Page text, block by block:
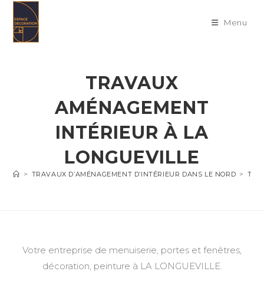
content
Menu
TRAVAUX
AMÉNAGEMENT
INTÉRIEUR À LA
LONGUEVILLE
> TRAVAUX D’AMÉNAGEMENT D’INTÉRIEUR DANS LE NORD >
Votre entreprise de menuiserie, portes et fenêtres,
décoration, peinture à LA LONGUEVILLE.